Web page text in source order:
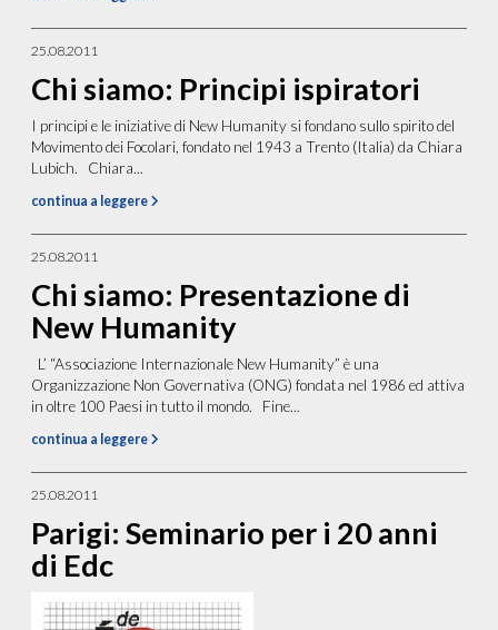
25.08.2011
Chi siamo: Principi ispiratori
I principi e le iniziative di New Humanity si fondano sullo spirito del
Movimento dei Focolari, fondato nel 1943 a Trento (Italia) da Chiara
Lubich. Chiara...
continua a leggere
25.08.2011
Chi siamo: Presentazione di
New Humanity
L’ “Associazione Internazionale New Humanity” è una
Organizzazione Non Governativa (ONG) fondata nel 1986 ed attiva
in oltre 100 Paesi in tutto il mondo. Fine...
continua a leggere
25.08.2011
Parigi: Seminario per i 20 anni
di Edc